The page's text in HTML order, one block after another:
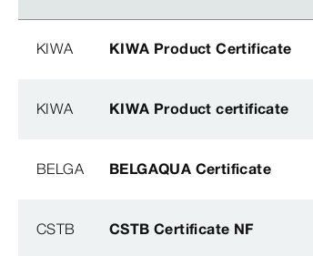
KIWA KIWA Product Certificate
KIWA KIWA Product certificate
BELGA BELGAQUA Certificate
CSTB CSTB Certificate NF